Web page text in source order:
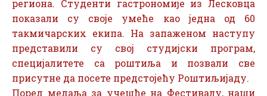
региона. Студенти гастрономије из Лесковца
показали су своје умеће као једна од 60
такмичарских екипа. На запаженом наступу
представили су свој студијски програм,
специјалитете са роштиља и позвали све
присутне да посете предстојећу Роштиљијаду.
Поред медаља за учешће на Фестивалу, наши